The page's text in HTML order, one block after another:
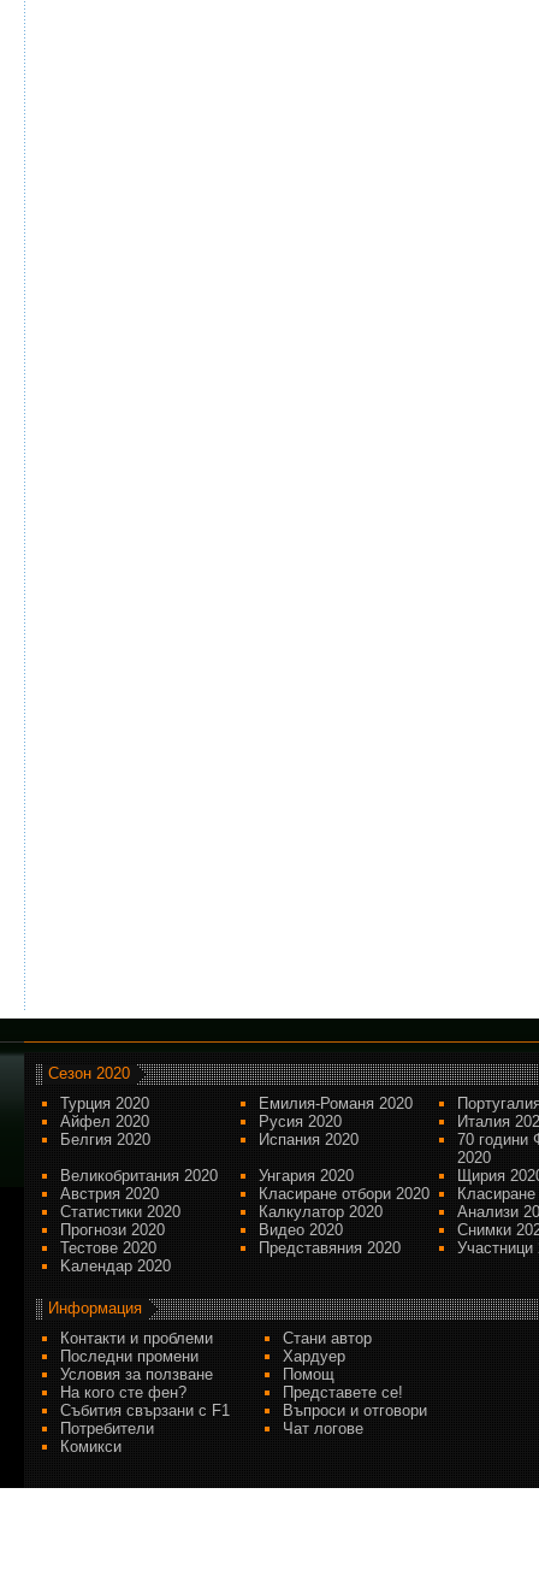
Сезон 2020
Турция 2020
Емилия-Романя 2020
Айфел 2020
Русия 2020
Италия
Белгия 2020
Испания 2020
70 години
2020
Великобритания 2020
Унгария 2020
Щирия
Австрия 2020
Класиране отбори 2020
Статистики 2020
Калкулатор 2020
Анализи
Прогнози 2020
Видео 2020
Снимки
Тестове 2020
Представяния 2020
Участници
Kалендар 2020
Информация
Контакти и проблеми
Стани автор
Последни промени
Хардуер
Условия за ползване
Помощ
На кого сте фен?
Представете се!
Събития свързани с F1
Въпроси и отговори
Потребители
Чат логове
Комикси